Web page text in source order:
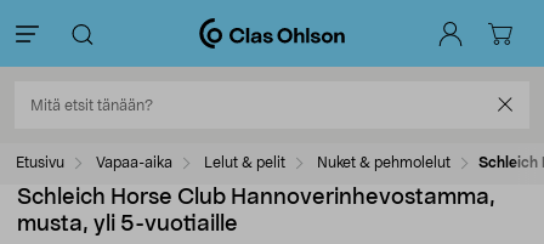
Etusivu Vapaa-aika Lelut & pelit Nuket & pehmolelut Schleich
Schleich Horse Club Hannoverinhevostamma,
musta, yli 5-vuotiaille